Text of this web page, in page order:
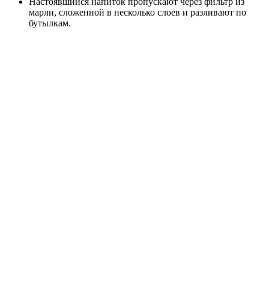
марли, сложенной в несколько слоев и разливают по
бутылкам.